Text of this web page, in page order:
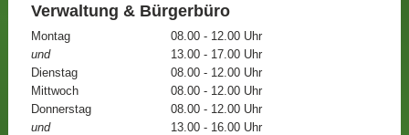
Verwaltung & Bürgerbüro
Montag
08.00 - 12.00 Uhr
und
13.00 - 17.00 Uhr
Dienstag
08.00 - 12.00 Uhr
Mittwoch
08.00 - 12.00 Uhr
Donnerstag
08.00 - 12.00 Uhr
und
13.00 - 16.00 Uhr